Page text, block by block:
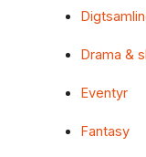
Drama &
Eventyr
Fantasy